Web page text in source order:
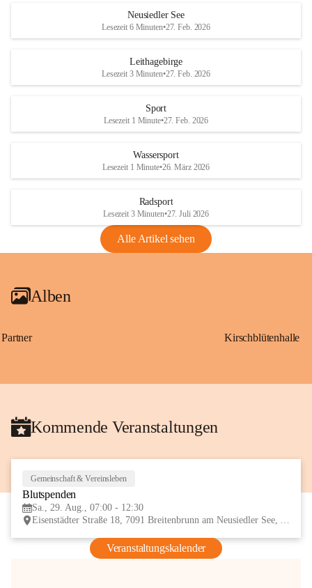
S
und den daraus folgenden wirtschaftlichen
Maßnahmen zur Bekämpfung
Rebe und der Amerikanischen
Anhang VBl. EU Nr. 18
1 Seite•1,4 MB
VBl. EU Nr. 18_2026
r
S
Neusiedler See
Lesezeit 6 Minuten•27. Feb. 2026
Leithagebirge
Lesezeit 3 Minuten•27. Feb. 2026
Sport
Lesezeit 1 Minute•27. Feb. 2026
Wassersport
Lesezeit 1 Minute•26. März 2026
Radsport
Lesezeit 3 Minuten•27. Juli 2026
Alle Artikel sehen
Alben
Partner Kirschblütenhalle
Kommende Veranstaltungen
Gemeinschaft & Vereinsleben
Blutspenden
Sa., 29. Aug., 07:00 - 12:30
Eisenstädter Straße 18, 7091 Breitenbrunn am Neusiedler See, AUT
Veranstaltungskalender